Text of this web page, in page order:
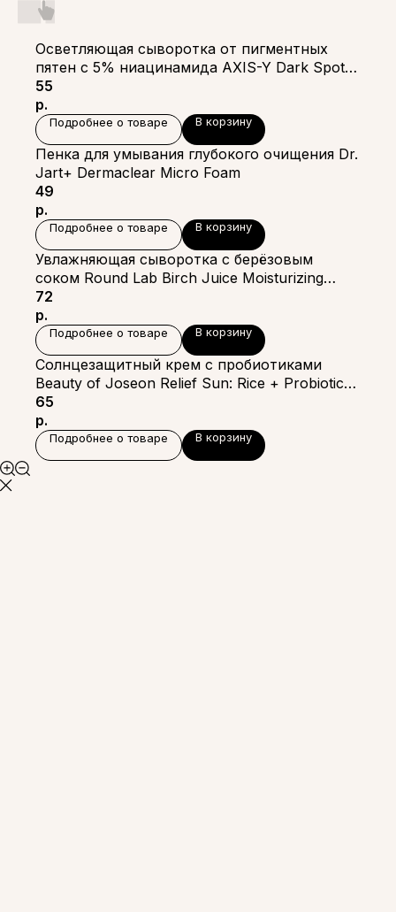
Осветляющая сыворотка от пигментных
пятен с 5% ниацинамида AXIS-Y Dark Spot
Correcting Glow Serum
55
р.
Подробнее о товаре В корзину
Пенка для умывания глубокого очищения Dr.
Jart+ Dermaclear Micro Foam
49
р.
Подробнее о товаре В корзину
Увлажняющая сыворотка с берёзовым
соком Round Lab Birch Juice Moisturizing
Serum
72
р.
Подробнее о товаре В корзину
Солнцезащитный крем с пробиотиками
Beauty of Joseon Relief Sun: Rice + Probiotics
SPF50+ PA++++
65
р.
Подробнее о товаре В корзину